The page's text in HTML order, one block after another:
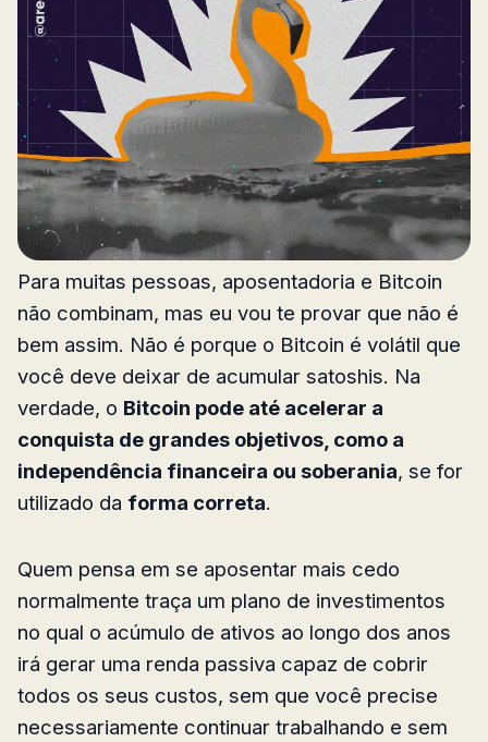
Para muitas pessoas, aposentadoria e Bitcoin
não combinam, mas eu vou te provar que não é
bem assim. Não é porque o Bitcoin é volátil que
você deve deixar de acumular satoshis. Na
verdade, o Bitcoin pode até acelerar a
conquista de grandes objetivos, como a
independência financeira ou soberania, se for
utilizado da forma correta.
Quem pensa em se aposentar mais cedo
normalmente traça um plano de investimentos
no qual o acúmulo de ativos ao longo dos anos
irá gerar uma renda passiva capaz de cobrir
todos os seus custos, sem que você precise
necessariamente continuar trabalhando e sem